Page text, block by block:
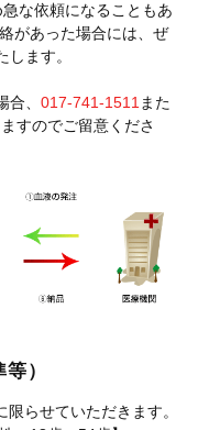
な依頼になることもあ
があった場合には、ぜ
ます。
、 017-741-1511 また
すのでご留意くださ
）
らせていただきます。